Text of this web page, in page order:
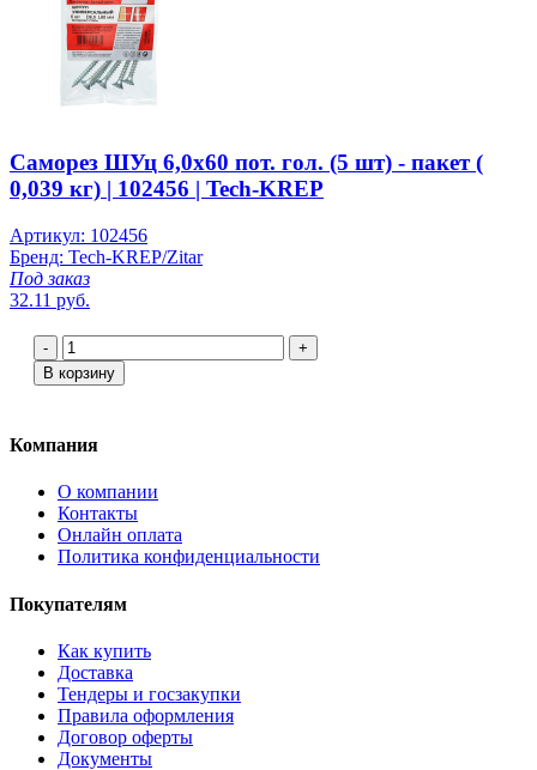
Саморез ШУц 6,0х60 пот. гол. (5 шт) - пакет (
0,039 кг) | 102456 | Tech-KREP
Артикул: 102456
Бренд: Tech-KREP/Zitar
Под заказ
32.11 руб.
-
+
В корзину
Компания
О компании
Контакты
Онлайн оплата
Политика конфиденциальности
Покупателям
Как купить
Доставка
Тендеры и госзакупки
Правила оформления
Договор оферты
Документы